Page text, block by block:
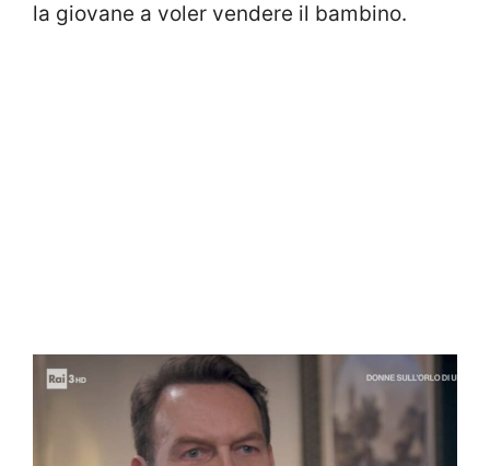
la giovane a voler vendere il bambino.